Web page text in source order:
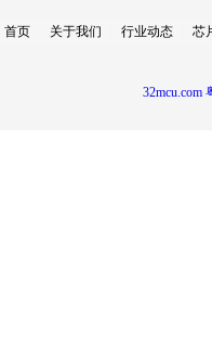
首页 关于我们 行业动态 芯
32mcu.com